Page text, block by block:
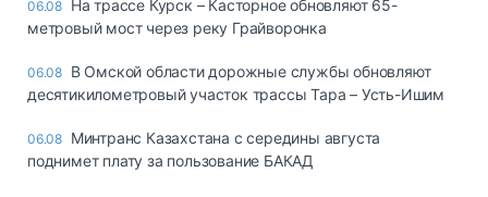
06.08 На трассе Курск – Касторное обновляют 65-
метровый мост через реку Грайворонка
06.08 В Омской области дорожные службы обновляют
десятикилометровый участок трассы Тара – Усть-Ишим
06.08 Минтранс Казахстана с середины августа
поднимет плату за пользование БАКАД